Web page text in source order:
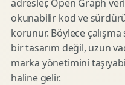
adresler, Open Graph
okunabilir kod ve
korunur. Böylece çalışma
bir tasarım değil, uzun
marka yönetimini
haline gelir.